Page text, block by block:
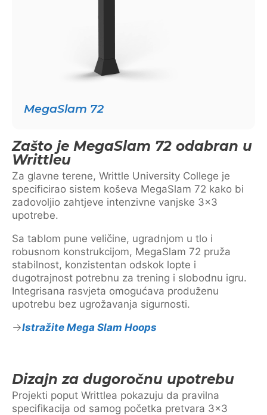
Zašto je MegaSlam 72 odabran u
Writtleu
Za glavne terene, Writtle University College je
specificirao sistem koševa MegaSlam 72 kako bi
zadovoljio zahtjeve intenzivne vanjske 3×3
upotrebe.
Sa tablom pune veličine, ugradnjom u tlo i
robusnom konstrukcijom, MegaSlam 72 pruža
stabilnost, konzistentan odskok lopte i
dugotrajnost potrebnu za trening i slobodnu igru.
Integrisana rasvjeta omogućava produženu
upotrebu bez ugrožavanja sigurnosti.
Istražite Mega Slam Hoops
MegaSlam 72
Dizajn za dugoročnu upotrebu
Projekti poput Writtlea pokazuju da pravilna
specifikacija od samog početka pretvara 3×3